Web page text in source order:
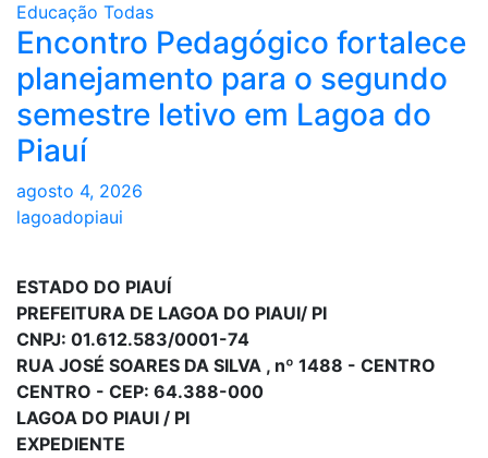
Educação Todas
Encontro Pedagógico fortalece
planejamento para o segundo
semestre letivo em Lagoa do
Piauí
agosto 4, 2026
lagoadopiaui
ESTADO DO PIAUÍ
PREFEITURA DE LAGOA DO PIAUI/ PI
CNPJ: 01.612.583/0001-74
RUA JOSÉ SOARES DA SILVA , nº 1488 - CENTRO
CENTRO - CEP: 64.388-000
LAGOA DO PIAUI / PI
EXPEDIENTE